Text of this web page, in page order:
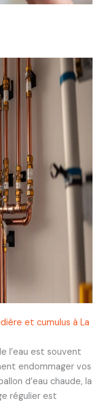
et cumulus à La
l’eau est souvent
endommager vos
d’eau chaude, la
régulier est